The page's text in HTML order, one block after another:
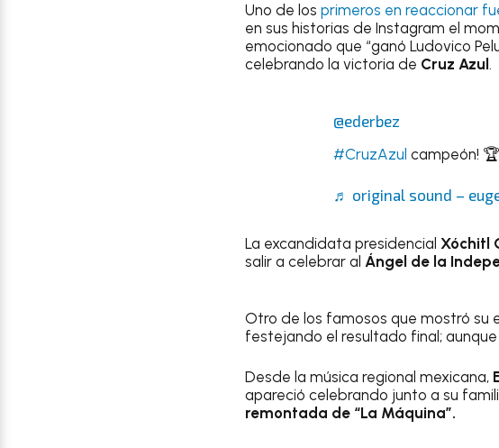
Uno de los primeros en reaccionar
en sus historias de Instagram el
emocionado que “ganó Ludovico
celebrando la victoria de Cruz Azul .
@ederbez
#CruzAzul campeón!
♬ original sound –
La excandidata presidencial Xóchitl
salir a celebrar al Ángel de la
Otro de los famosos que mostró su
festejando el resultado final; aunque
Desde la música regional mexicana,
apareció celebrando junto a su
remontada de “La Máquina”.